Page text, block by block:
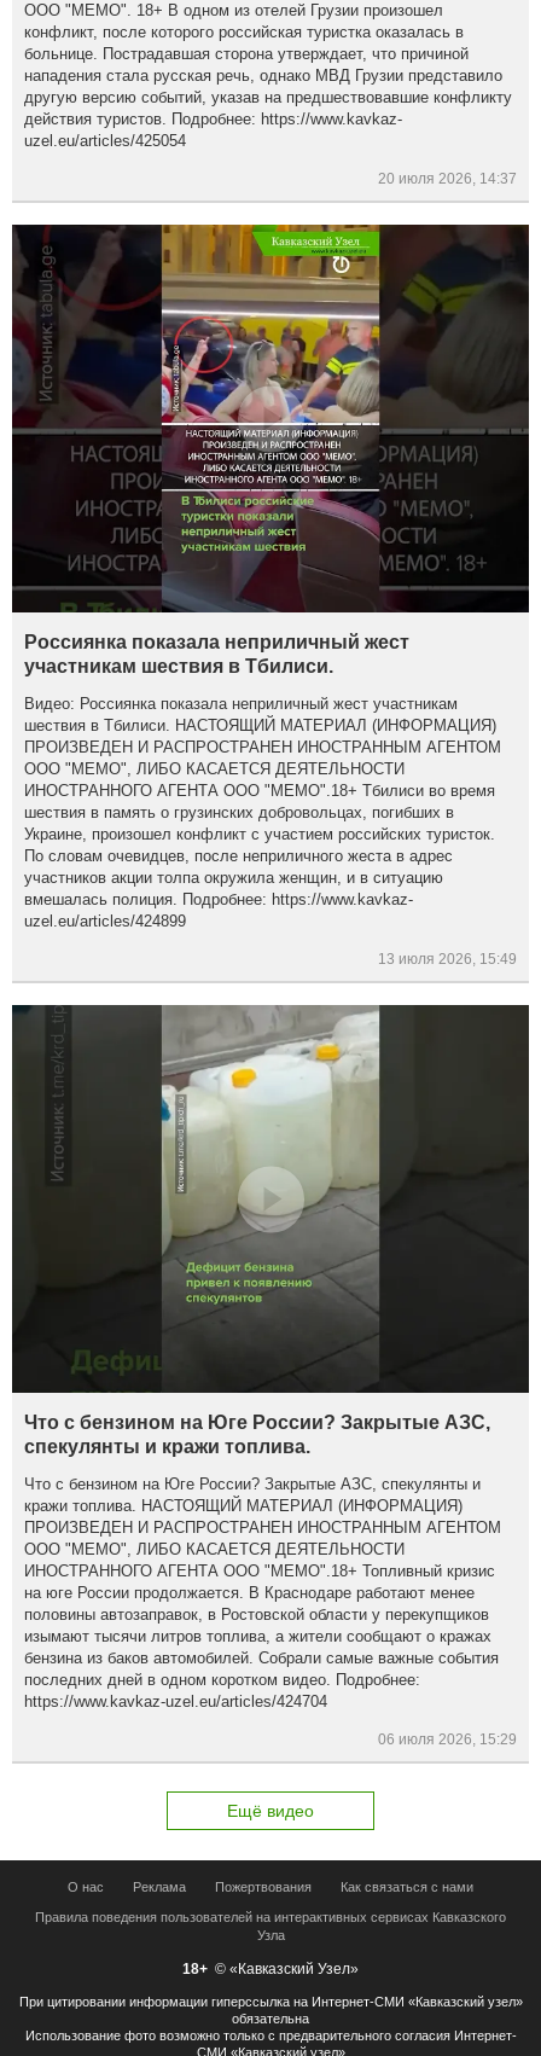
ООО "МЕМО". 18+ В одном из отелей Грузии произошел
конфликт, после которого российская туристка оказалась в
больнице. Пострадавшая сторона утверждает, что причиной
нападения стала русская речь, однако МВД Грузии представило
другую версию событий, указав на предшествовавшие конфликту
действия туристов. Подробнее: https://www.kavkaz-
uzel.eu/articles/425054
20 июля 2026, 14:37
Россиянка показала неприличный жест
участникам шествия в Тбилиси.
Видео: Россиянка показала неприличный жест участникам
шествия в Тбилиси. НАСТОЯЩИЙ МАТЕРИАЛ (ИНФОРМАЦИЯ)
ПРОИЗВЕДЕН И РАСПРОСТРАНЕН ИНОСТРАННЫМ АГЕНТОМ
ООО "МЕМО", ЛИБО КАСАЕТСЯ ДЕЯТЕЛЬНОСТИ
ИНОСТРАННОГО АГЕНТА ООО "МЕМО".18+ Тбилиси во время
шествия в память о грузинских добровольцах, погибших в
Украине, произошел конфликт с участием российских туристок.
По словам очевидцев, после неприличного жеста в адрес
участников акции толпа окружила женщин, и в ситуацию
вмешалась полиция. Подробнее: https://www.kavkaz-
uzel.eu/articles/424899
13 июля 2026, 15:49
Что с бензином на Юге России? Закрытые АЗС,
спекулянты и кражи топлива.
Что с бензином на Юге России? Закрытые АЗС, спекулянты и
кражи топлива. НАСТОЯЩИЙ МАТЕРИАЛ (ИНФОРМАЦИЯ)
ПРОИЗВЕДЕН И РАСПРОСТРАНЕН ИНОСТРАННЫМ АГЕНТОМ
ООО "МЕМО", ЛИБО КАСАЕТСЯ ДЕЯТЕЛЬНОСТИ
ИНОСТРАННОГО АГЕНТА ООО "МЕМО".18+ Топливный кризис
на юге России продолжается. В Краснодаре работают менее
половины автозаправок, в Ростовской области у перекупщиков
изымают тысячи литров топлива, а жители сообщают о кражах
бензина из баков автомобилей. Собрали самые важные события
последних дней в одном коротком видео. Подробнее:
https://www.kavkaz-uzel.eu/articles/424704
06 июля 2026, 15:29
Ещё видео
О нас Реклама Пожертвования Как связаться с нами
Правила поведения пользователей на интерактивных сервисах Кавказского
Узла
18+ © «Кавказский Узел»
При цитировании информации гиперссылка на Интернет-СМИ «Кавказский узел»
обязательна
Использование фото возможно только с предварительного согласия Интернет-
СМИ «Кавказский узел»